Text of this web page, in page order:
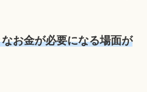
お金が必要になる場面が